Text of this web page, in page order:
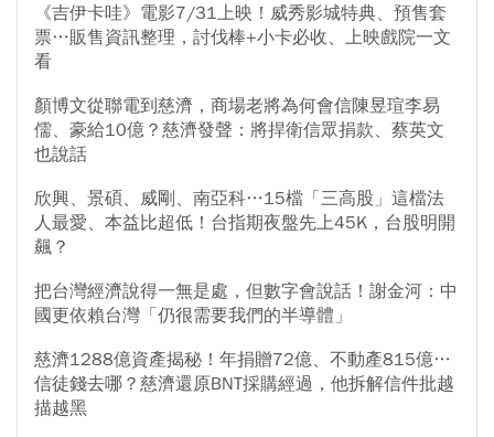
《吉伊卡哇》電影7/31上映！威秀影城特典、預售套
票…販售資訊整理，討伐棒+小卡必收、上映戲院一文
看
顏博文從聯電到慈濟，商場老將為何會信陳昱瑄李易
儒、豪給10億？慈濟發聲：將捍衛信眾捐款、蔡英文
也說話
欣興、景碩、威剛、南亞科…15檔「三高股」這檔法
人最愛、本益比超低！台指期夜盤先上45K，台股明開
飆？
把台灣經濟說得一無是處，但數字會說話！謝金河：中
國更依賴台灣「仍很需要我們的半導體」
慈濟1288億資產揭秘！年捐贈72億、不動產815億…
信徒錢去哪？慈濟還原BNT採購經過，他拆解信件批越
描越黑